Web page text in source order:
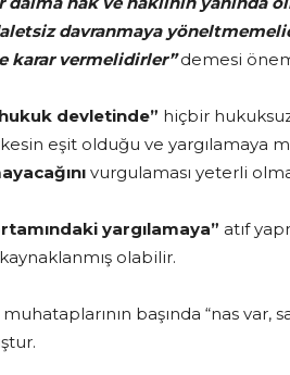
davranmaya
karar vermelidirler”demesi
devletinde” hiçbir
eşit olduğu ve yargılamaya
vurgulaması yeterli
yargılamaya” atıf
olabilir.
başında “nas var,